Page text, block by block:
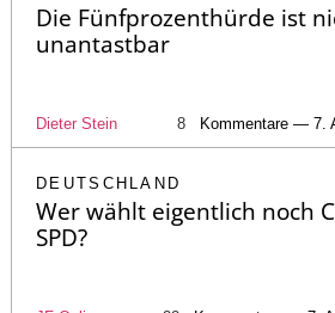
Die Fünfprozenthürde ist
unantastbar
Dieter Stein 8 Kommentare — 7.
DEUTSCHLAND
Wer wählt eigentlich noch
SPD?